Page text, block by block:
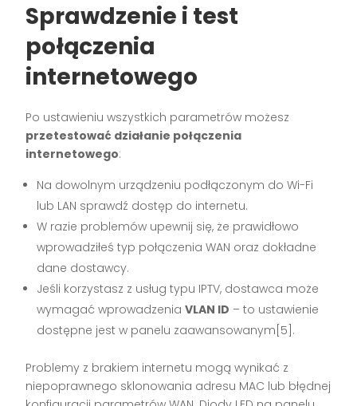
Sprawdzenie i test
połączenia
internetowego
Po ustawieniu wszystkich parametrów możesz
przetestować działanie połączenia
internetowego:
Na dowolnym urządzeniu podłączonym do Wi-Fi
lub LAN sprawdź dostęp do internetu.
W razie problemów upewnij się, że prawidłowo
wprowadziłeś typ połączenia WAN oraz dokładne
dane dostawcy.
Jeśli korzystasz z usług typu IPTV, dostawca może
wymagać wprowadzeniaVLAN ID – to ustawienie
dostępne jest w panelu zaawansowanym[5].
Problemy z brakiem internetu mogą wynikać z
niepoprawnego sklonowania adresu MAC lub błędnej